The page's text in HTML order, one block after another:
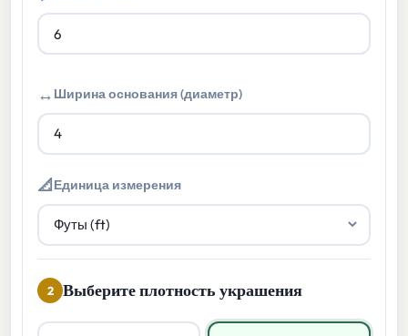
↔ Ширина основания (диаметр)
📐 Единица измерения
2 Выберите плотность украшения